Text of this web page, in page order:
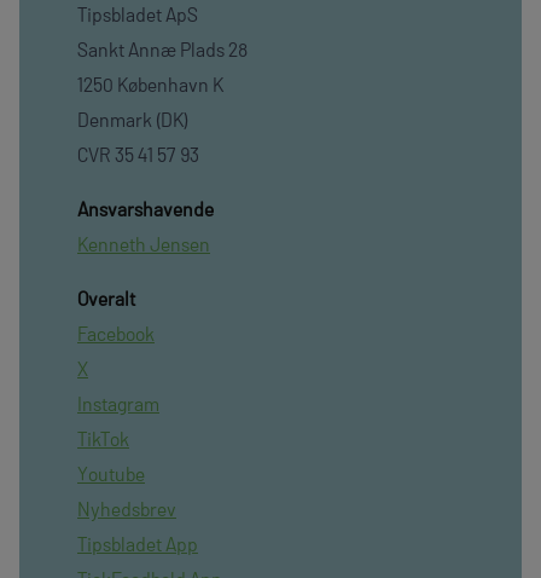
Tipsbladet ApS
Sankt Annæ Plads 28
1250 København K
Denmark (DK)
CVR 35 41 57 93
Ansvarshavende
Kenneth Jensen
Overalt
Facebook
X
Instagram
TikTok
Youtube
Nyhedsbrev
Tipsbladet App